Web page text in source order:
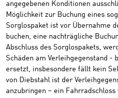
angegebenen Konditionen
Möglichkeit zur Buchung eines
Sorglospaket ist vor Übernahme
buchen, eine nachträgliche
Abschluss des Sorglospakets,
Schäden am Verleihgegenstand -
ersetzt, insbesondere fällt kein
von Diebstahl ist der
anzubringen – ein